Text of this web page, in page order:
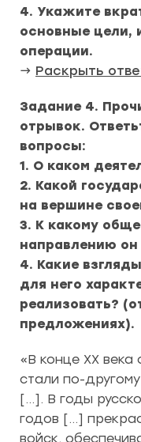
4. Укажите
основные цели,
операции.
→ Раскрыть
Задание 4.
отрывок.
вопросы:
1. О каком
2. Какой
на вершине
3. К какому
направлению
4. Какие
для него
реализовать?
предложениях).
«В конце XX века
стали по-
[…]. В годы
годов […]
войск,